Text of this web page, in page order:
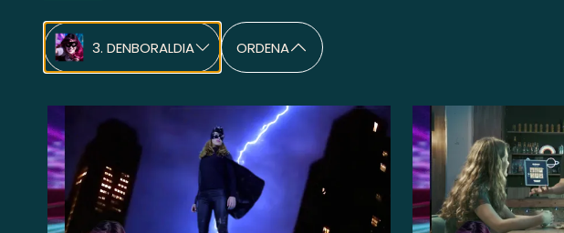
3. DENBORALDIA ORDENA